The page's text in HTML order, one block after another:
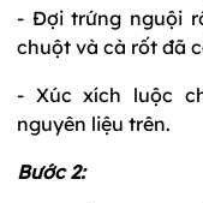
- Đợi trứng nguội
chuột và cà rốt đã
- Xúc xích luộc
nguyên liệu trên.
Bước 2: